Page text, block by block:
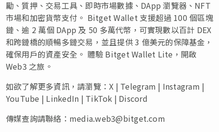
勵、質押、交易工具、即時市場數據、DApp 瀏覽器、NFT
市場和加密貨幣支付。 Bitget Wallet 支援超過 100 個區塊
鏈、逾 2 萬個 DApp 及 50 多萬代幣，可實現數以百計 DEX
和跨鏈橋的順暢多鏈交易，並且提供 3 億美元的保障基金，
確保用戶的資產安全。 體驗 Bitget Wallet Lite，開啟
Web3 之旅。
如欲了解更多資訊，請瀏覽：X | Telegram | Instagram |
YouTube | LinkedIn | TikTok | Discord
傳媒查詢請聯絡： media.web3@bitget.com